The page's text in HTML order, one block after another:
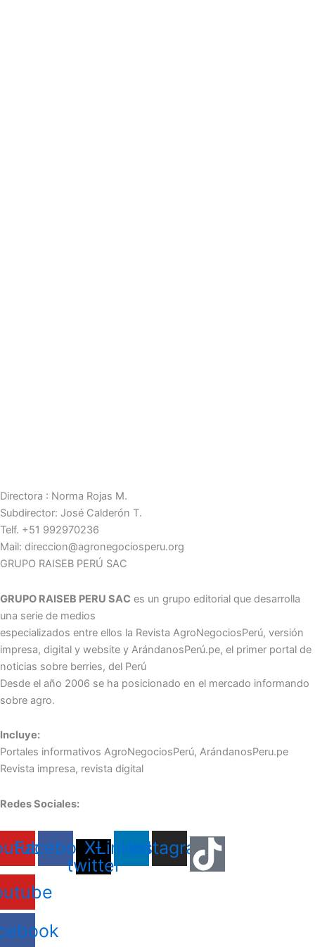
Directora : Norma Rojas M.
Subdirector: José Calderón T.
Telf. +51 992970236
Mail: direccion@agronegociosperu.org
GRUPO RAISEB PERÚ SAC
GRUPO RAISEB PERU SAC es un grupo editorial que desarrolla
una serie de medios
especializados entre ellos la Revista AgroNegociosPerú, versión
impresa, digital y website y ArándanosPerú.pe, el primer portal de
noticias sobre berries, del Perú
Desde el año 2006 se ha posicionado en el mercado informando
sobre agro.
Incluye:
Portales informativos AgroNegociosPerú, ArándanosPeru.pe
Revista impresa, revista digital
Redes Sociales:
Facebook
X-
twitter
Linkedin
Instagram